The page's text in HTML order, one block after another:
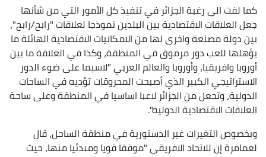
كما لفت الى رغبة الجزائر في تنفيذ كل الأمور التي من شأنها
جعل العلاقات الاقتصادية بين البلدين نموذجا لعلاقات "رابح/رابح"،
بين دولة مصنعة واخرى لها من الامكانيات الاقتصادية الهائلة ما
يؤهلها للعب دور مرموق في المنطقة، وكذا في العلاقة ما بين
أوروبا وافريقيا، وأوروبا والعالم العربي "لاسيما على ضوء الدور
الاستراتيجي الكبير الذي أصبحت المحروقات تؤديه في الساحات
الدولية، وتجعل من الجزائر لاعبا اساسيا في المنطقة وعلى ساحة
العلاقات الاقتصادية الدولية".
وبخصوص التغيرات غير الدستورية في منطقة الساحل، قال
لعمامرة إن للاتحاد الافريقي "موقفا قويا ومبدئيا منها، حيث